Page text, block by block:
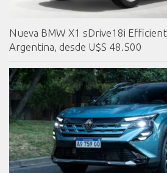
Nueva BMW X1 sDrive18i
Argentina, desde U$S 48.500